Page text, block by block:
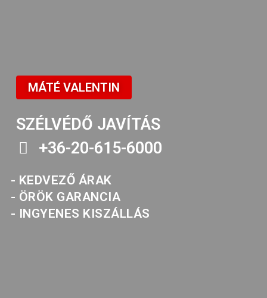
MÁTÉ VALENTIN
SZÉLVÉDŐ JAVÍTÁS
+36-20-615-6000
- KEDVEZŐ ÁRAK
- ÖRÖK GARANCIA
- INGYENES KISZÁLLÁS